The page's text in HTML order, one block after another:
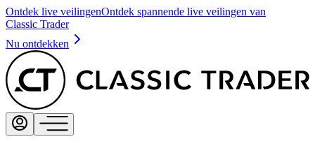
Ontdek live veilingenOntdek spannende live veilingen van
Classic Trader
Nu ontdekken